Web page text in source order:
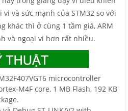
vi và sức mạnh của STM32 so với
khác thì ở cùng 1 tầm giá, ARM
và ngoại vi hơn rất nhiều.
microcontroller
M4F core, 1 MB Flash, 192 KB